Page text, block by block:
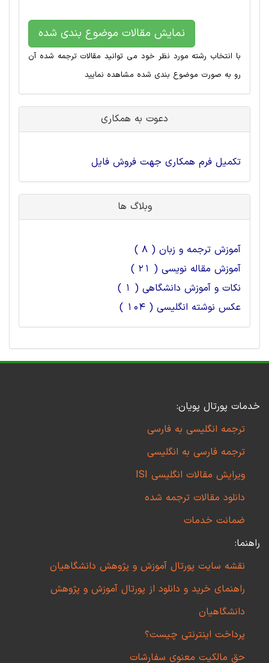
نمایش مقالات موضوع بندی شده
با انتخاب رشته مورد نظر خود می توانید مقالات ترجمه شده آن
رو به صورت موضوع بندی شده مشاهده نمایید
دعوت به همکاری
تکمیل فرم همکاری جهت فروش فایل
وبلاگ ها
آموزش ترجمه و زبان ( 8 )
آموزش مقاله نویسی ( 21 )
نکات و آموزش دانشگاهی ( 1 )
عکس نوشته انگلیسی ( 104 )
خدمات پورتال پویان:
ترجمه انگلیسی به فارسی
ترجمه فارسی به انگلیسی
ویرایش مقالات انگلیسی ISI
دانلود مقالات ترجمه شده
ضمانت خدمات
راهنما:
نقشه سایت پورتال آموزش و پژوهش دانشگاهیان
راهنمای خرید و دانلود از پورتال آموزش و پژوهش
دانشگاهیان
پرداخت اینترنتی چیست؟
حق مالکیت معنوی سفارشات